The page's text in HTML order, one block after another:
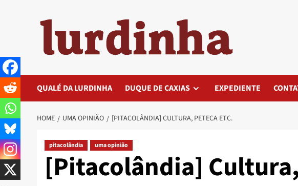
QUALÉ DA LURDINHA DUQUE DE CAXIAS EXPEDIENTE
HOME UMA OPINIÃO [PITACOLÂNDIA] CULTURA, PETECA ETC.
pitacolândia uma opinião
[Pitacolândia]